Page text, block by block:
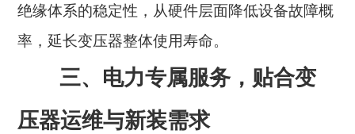
绝缘体系的稳定性，从硬件层面降低设备故障概
率，延长变压器整体使用寿命。
三、电力专属服务，贴合变
压器运维与新装需求